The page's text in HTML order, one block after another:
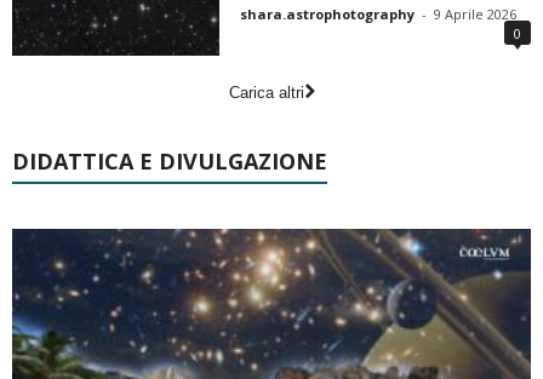
shara.astrophotography - 9 Aprile 2026
0
Carica altri
DIDATTICA E DIVULGAZIONE